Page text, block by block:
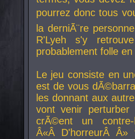
pourrez donc tous
la derniÃ¨re
R'Lyeh s'y
probablement folle
Le jeu consiste en
est de vous
les donnant aux
vont venir perturber
crÃ©ent un
Â«Â D'horreurÂ